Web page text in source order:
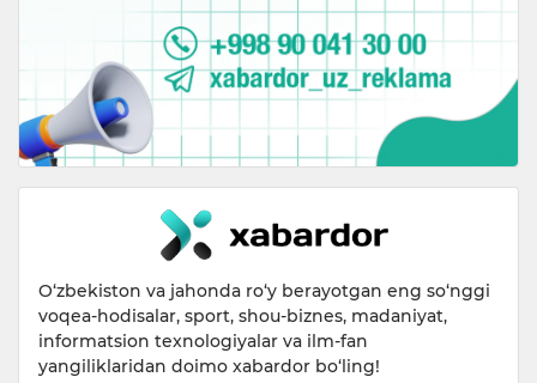
O‘zbekiston va jahonda ro‘y berayotgan eng so‘nggi
voqea-hodisalar, sport, shou-biznes, madaniyat,
informatsion texnologiyalar va ilm-fan
yangiliklaridan doimo xabardor bo‘ling!